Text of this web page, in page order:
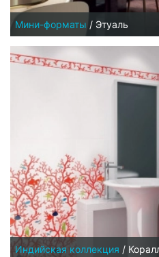
Мини-форматы / Этуаль
Индийская коллекция /